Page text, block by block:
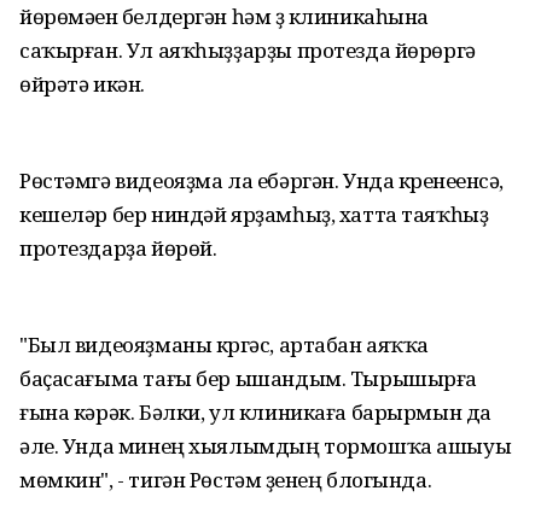
йөрөмәүен белдергән һәм үҙ клиникаһына
саҡырған. Ул аяҡһыҙҙарҙы протезда йөрөргә
өйрәтә икән.
Рөстәмгә видеояҙма ла ебәргән. Унда күренеүенсә,
кешеләр бер ниндәй ярҙамһыҙ, хатта таяҡһыҙ
протездарҙа йөрөй.
"Был видеояҙманы күргәс, артабан аяҡҡа
баҫасағыма тағы бер ышандым. Тырышырға
ғына кәрәк. Бәлки, ул клиникаға барырмын да
әле. Унда минең хыялымдың тормошҡа ашыуы
мөмкин", - тигән Рөстәм үҙенең блогында.